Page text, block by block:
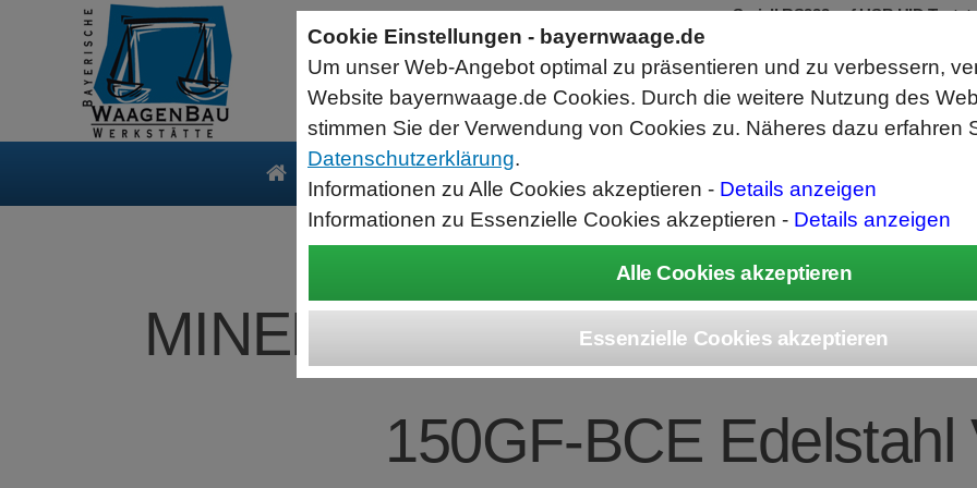
MINEBEA INTEC Combics
150GF-BCE Edelstahl
Produkte Service
Sartorius Feuchtebestimmer MA35
jetzt zum Aktionspreis
Der MA35 ist das Einsteigermodell zur schnellen und
zuverlässigen Bestimmung der Materialfeuchte flüssiger, pastöser
und fester Substanzen mit dem Verfahren der Thermogravimetrie.
Wägebereich: 35 g, Ablesbarkeit: 1 mg
Seriell RS232 auf USB HID
RS232 Daten in Computer
Funktioniert wie eine USB Tastatur,
Verwendet Standard USB Tastatur
Datenbearbeitung vor Ausgabe
Cookie Einstellungen - bayernwaage.de
Um unser Web-Angebot optimal zu präsentieren und zu verbessern,
Website bayernwaage.de Cookies. Durch die weitere Nutzung des
stimmen Sie der Verwendung von Cookies zu. Näheres dazu erfahren
Datenschutzerklärung.
Informationen zu Alle Cookies akzeptieren - Details anzeigen
Informationen zu Essenzielle Cookies akzeptieren - Details anzeigen